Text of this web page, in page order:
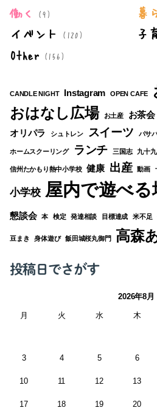
働く (9) 暮
イベント (120) 子
Other(156)
CANDLE NIGHT Instagram OPEN CAFE
おはなし広場 お土産 お茶会
オリパラ シュトレン スイーツ パサ
ホームスクーリング ランチ 三国志 九十
信州たかもり熱中小学校 健康 出産 動画
小学校 屋内で遊べる
懇談会 本 検定 発達相談 目標達成 米不足
豆まき 身体遊び 飯田城桜丸御門 高森
投稿日でさがす
2026年8月
月 火 水 木
3 4 5 6
10 11 12 13
17 18 19 20